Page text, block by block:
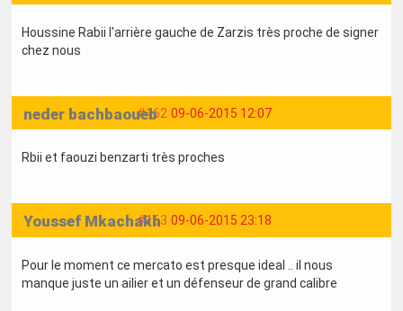
Houssine Rabii l'arrière gauche de Zarzis très proche de signer
chez nous
#162 09-06-2015 12:07
neder bachbaoueb
Rbii et faouzi benzarti très proches
#163 09-06-2015 23:18
Youssef Mkachakh
Pour le moment ce mercato est presque ideal .. il nous
manque juste un ailier et un défenseur de grand calibre